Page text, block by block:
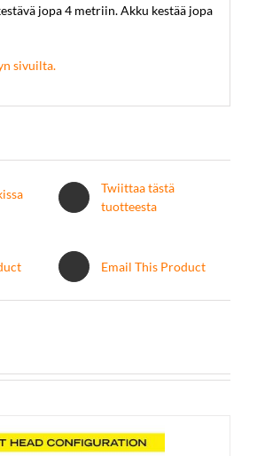
jopa 4 metriin. Akku kestää jopa
sivuilta.
Twiittaa tästä
tuotteesta
Email This Product